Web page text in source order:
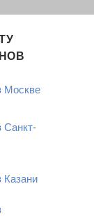
Москве
Санкт-
Казани